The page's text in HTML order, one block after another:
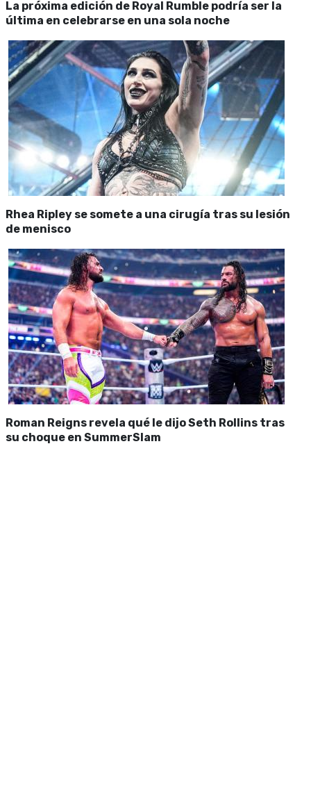
La próxima edición de Royal Rumble podría ser la
última en celebrarse en una sola noche
Rhea Ripley se somete a una cirugía tras su lesión
de menisco
Roman Reigns revela qué le dijo Seth Rollins tras
su choque en SummerSlam